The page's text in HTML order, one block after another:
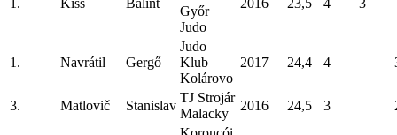
1. Kiss Bálint
Győr
Judo
2016 23,5 4 3
1. Navrátil Gergő
Judo
Klub
Kolárovo
2017 24,4 4
3. Matlovič Stanislav
TJ Strojár
Malacky
2016 24,5 3